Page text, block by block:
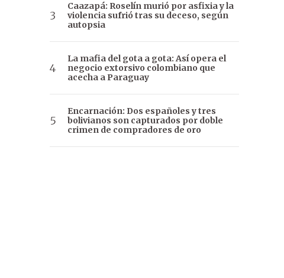
Caazapá: Roselín murió por asfixia y la
violencia sufrió tras su deceso, según
autopsia
La mafia del gota a gota: Así opera el
negocio extorsivo colombiano que
acecha a Paraguay
Encarnación: Dos españoles y tres
bolivianos son capturados por doble
crimen de compradores de oro